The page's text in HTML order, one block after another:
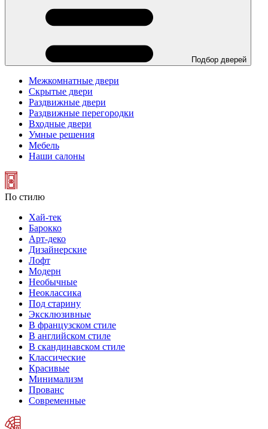
Подбор дверей
Межкомнатные двери
Скрытые двери
Раздвижные двери
Раздвижные перегородки
Входные двери
Умные решения
Мебель
Наши салоны
По стилю
Хай-тек
Барокко
Арт-деко
Дизайнерские
Лофт
Модерн
Необычные
Неоклассика
Под старину
Эксклюзивные
В французском стиле
В английском стиле
В скандинавском стиле
Классические
Красивые
Минимализм
Прованс
Современные